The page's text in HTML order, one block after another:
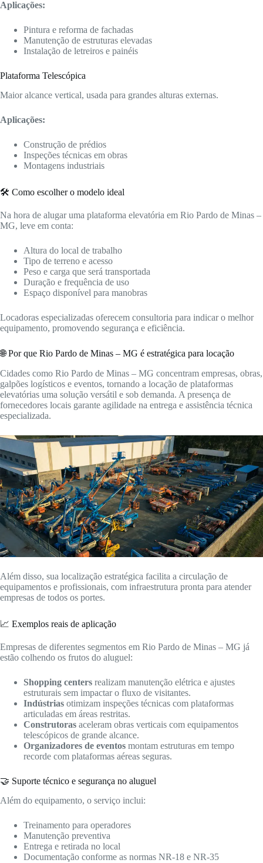
Aplicações:
Pintura e reforma de fachadas
Manutenção de estruturas elevadas
Instalação de letreiros e painéis
Plataforma Telescópica
Maior alcance vertical, usada para grandes alturas externas.
Aplicações:
Construção de prédios
Inspeções técnicas em obras
Montagens industriais
🛠️ Como escolher o modelo ideal
Na hora de alugar uma plataforma elevatória em Rio Pardo de Minas –
MG, leve em conta:
Altura do local de trabalho
Tipo de terreno e acesso
Peso e carga que será transportada
Duração e frequência de uso
Espaço disponível para manobras
Locadoras especializadas oferecem consultoria para indicar o melhor
equipamento, promovendo segurança e eficiência.
🌐 Por que Rio Pardo de Minas – MG é estratégica para locação
Cidades como Rio Pardo de Minas – MG concentram empresas, obras,
galpões logísticos e eventos, tornando a locação de plataformas
elevatórias uma solução versátil e sob demanda. A presença de
fornecedores locais garante agilidade na entrega e assistência técnica
especializada.
Além disso, sua localização estratégica facilita a circulação de
equipamentos e profissionais, com infraestrutura pronta para atender
empresas de todos os portes.
📈 Exemplos reais de aplicação
Empresas de diferentes segmentos em Rio Pardo de Minas – MG já
estão colhendo os frutos do aluguel:
Shopping centers realizam manutenção elétrica e ajustes
estruturais sem impactar o fluxo de visitantes.
Indústrias otimizam inspeções técnicas com plataformas
articuladas em áreas restritas.
Construtoras aceleram obras verticais com equipamentos
telescópicos de grande alcance.
Organizadores de eventos montam estruturas em tempo
recorde com plataformas aéreas seguras.
🤝 Suporte técnico e segurança no aluguel
Além do equipamento, o serviço inclui:
Treinamento para operadores
Manutenção preventiva
Entrega e retirada no local
Documentação conforme as normas NR-18 e NR-35